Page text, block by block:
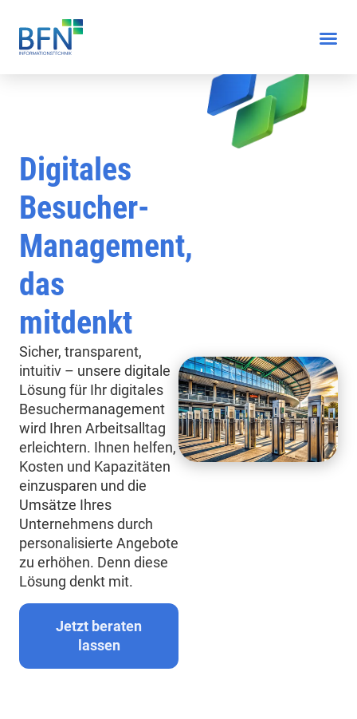
Digitales
Besucher-
Management,
das
mitdenkt
Sicher, transparent,
intuitiv – unsere digitale
Lösung für Ihr digitales
Besuchermanagement
wird Ihren Arbeitsalltag
erleichtern. Ihnen helfen,
Kosten und Kapazitäten
einzusparen und die
Umsätze Ihres
Unternehmens durch
personalisierte Angebote
zu erhöhen. Denn diese
Lösung denkt mit.
Jetzt beraten
lassen